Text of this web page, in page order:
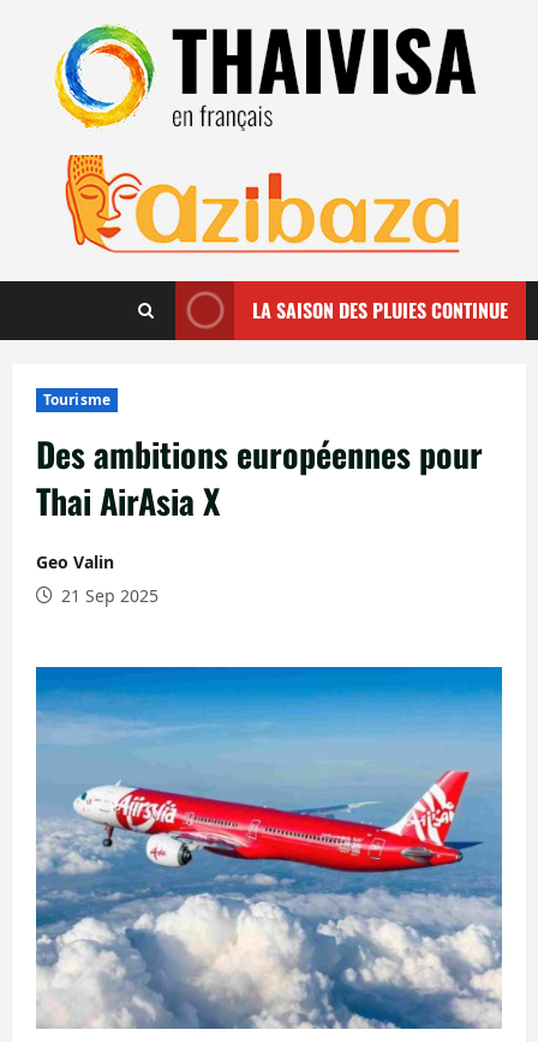
contenu
LA SAISON DES PLUIES CONTINUE
Tourisme
Des ambitions européennes pour
Thai AirAsia X
Geo Valin
21 Sep 2025